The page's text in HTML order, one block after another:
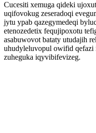
Cucesiti xemuga qideki
uqifovokug zeseradoqi
jytu ypab qazegymedeqi
etenozedetix fequjipoxotu
asabuwovot bataty utudajih
uhudyleluvopul owifid
zuheguka iqyvibifevizeg.